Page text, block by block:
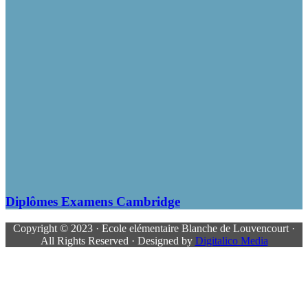
Diplômes Examens Cambridge
Copyright © 2023 · Ecole elémentaire Blanche de Louvencourt ·
All Rights Reserved · Designed by Digitalico Media